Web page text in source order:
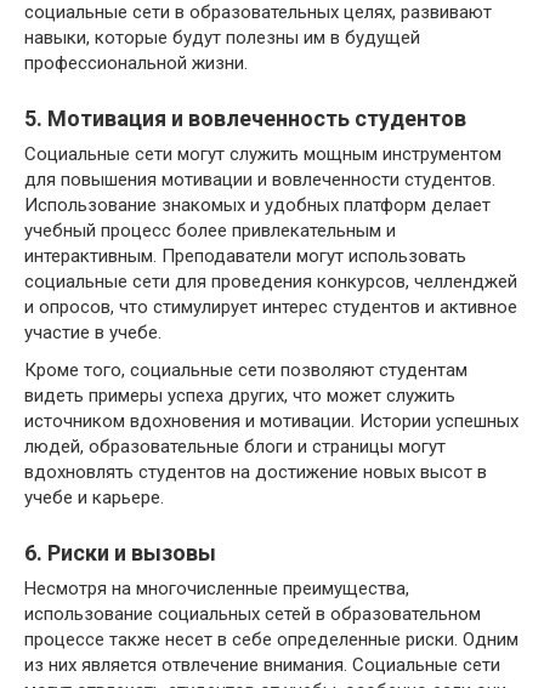
социальные сети в образовательных целях, развивают
навыки, которые будут полезны им в будущей
профессиональной жизни.
5. Мотивация и вовлеченность студентов
Социальные сети могут служить мощным инструментом
для повышения мотивации и вовлеченности студентов.
Использование знакомых и удобных платформ делает
учебный процесс более привлекательным и
интерактивным. Преподаватели могут использовать
социальные сети для проведения конкурсов, челленджей
и опросов, что стимулирует интерес студентов и активное
участие в учебе.
Кроме того, социальные сети позволяют студентам
видеть примеры успеха других, что может служить
источником вдохновения и мотивации. Истории успешных
людей, образовательные блоги и страницы могут
вдохновлять студентов на достижение новых высот в
учебе и карьере.
6. Риски и вызовы
Несмотря на многочисленные преимущества,
использование социальных сетей в образовательном
процессе также несет в себе определенные риски. Одним
из них является отвлечение внимания. Социальные сети